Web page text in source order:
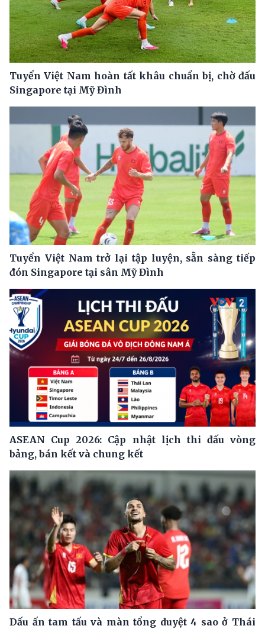
Tuyển Việt Nam hoàn tất khâu chuẩn bị, chờ đấu
Singapore tại Mỹ Đình
Tuyển Việt Nam trở lại tập luyện, sẵn sàng tiếp
đón Singapore tại sân Mỹ Đình
ASEAN Cup 2026: Cập nhật lịch thi đấu vòng
bảng, bán kết và chung kết
Dấu ấn tam tấu và màn tổng duyệt 4 sao ở Thái